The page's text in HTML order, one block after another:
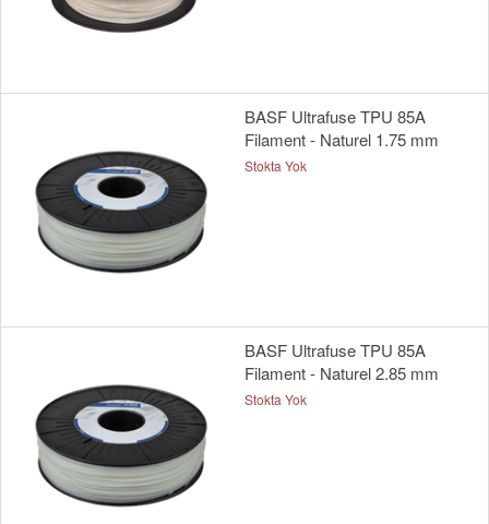
BASF Ultrafuse TPU 85A
Filament - Naturel 1.75 mm
Stokta Yok
BASF Ultrafuse TPU 85A
Filament - Naturel 2.85 mm
Stokta Yok